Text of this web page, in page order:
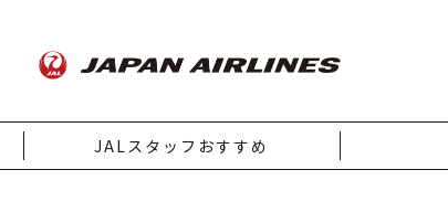
JALスタッフおすすめ